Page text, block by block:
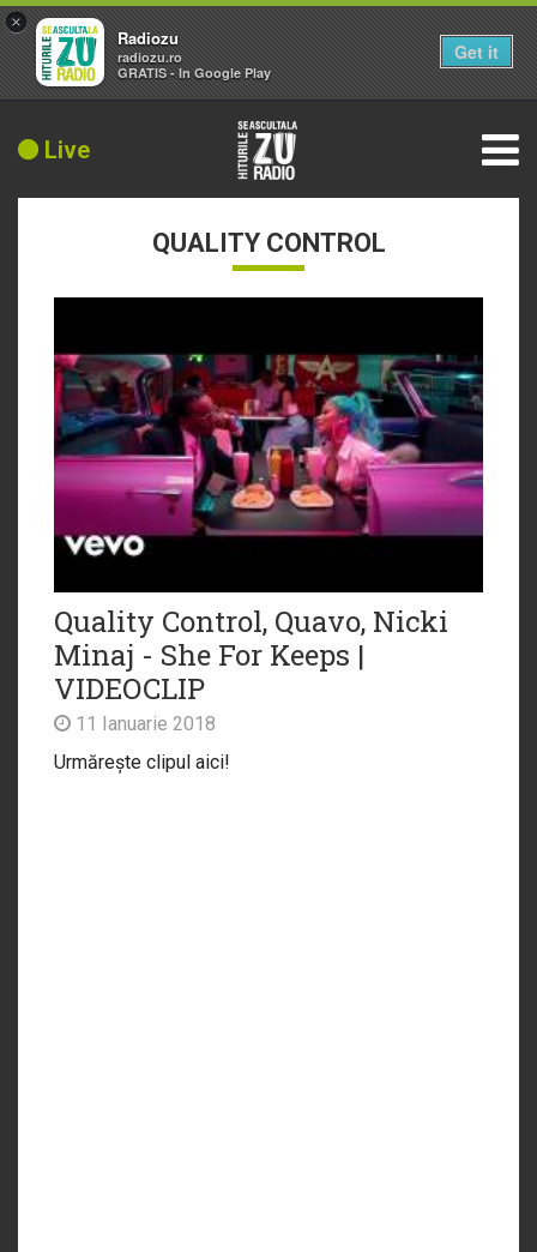
Live
QUALITY CONTROL
Quality Control, Quavo, Nicki
Minaj - She For Keeps |
VIDEOCLIP
11 Ianuarie 2018
Urmărește clipul aici!
×
Radiozu
radiozu.ro
GRATIS - In Google Play
Get it